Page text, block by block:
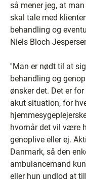
så mener jeg, at
skal tale med
behandling og
Niels Bloch
''Man er nødt til at
behandling og
ønsker det. Det er
akut situation, for
hvornår det vil være
genoplive eller ej.
Danmark, så den
ambulancemand
eller hun undlod at